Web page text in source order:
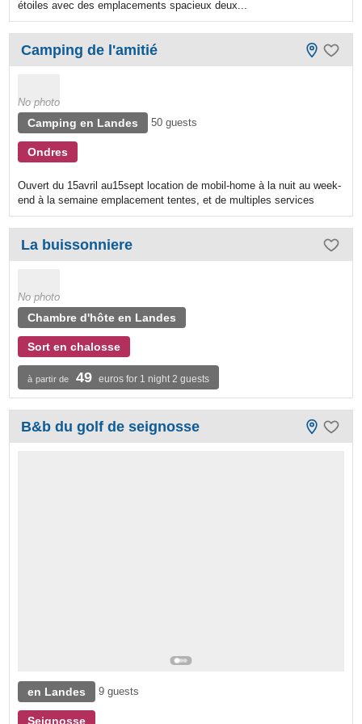
étoiles avec des emplacements spacieux deux...
Camping de l'amitié
No photo
Camping en Landes 50 guests
Ondres
Ouvert du 15avril au15sept location de mobil-home à la nuit au week-
end à la semaine emplacement tentes, et de multiples services
La buissonniere
No photo
Chambre d'hôte en Landes
Sort en chalosse
à partir de 49 euros for 1 night 2 guests
B&b du golf de seignosse
en Landes 9 guests
Seignosse